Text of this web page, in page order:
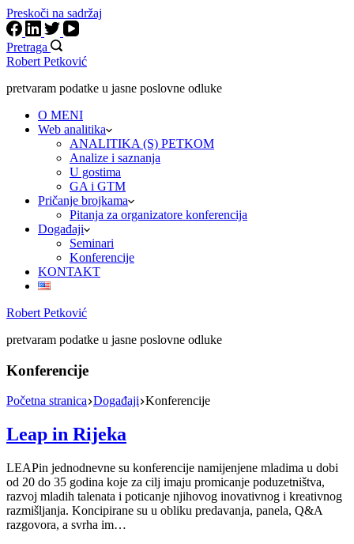
Preskoči na sadržaj
Pretraga
Robert Petković
pretvaram podatke u jasne poslovne odluke
O MENI
Web analitika
ANALITIKA (S) PETKOM
Analize i saznanja
U gostima
GA i GTM
Pričanje brojkama
Pitanja za organizatore konferencija
Događaji
Seminari
Konferencije
KONTAKT
Robert Petković
pretvaram podatke u jasne poslovne odluke
Konferencije
Početna stranica Događaji Konferencije
Leap in Rijeka
LEAPin jednodnevne su konferencije namijenjene mladima u dobi
od 20 do 35 godina koje za cilj imaju promicanje poduzetništva,
razvoj mladih talenata i poticanje njihovog inovativnog i kreativnog
razmišljanja. Koncipirane su u obliku predavanja, panela, Q&A
razgovora, a svrha im…